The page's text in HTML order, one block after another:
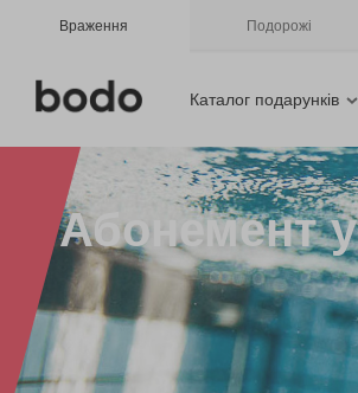
Враження Подорожі
Каталог подарунків
Абонемент